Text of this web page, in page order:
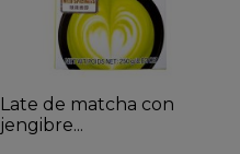
Late de matcha con
jengibre...